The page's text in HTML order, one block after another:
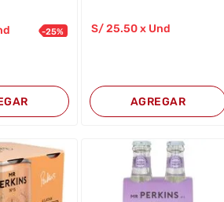
-25% S/25.50x Und
AGREGAR